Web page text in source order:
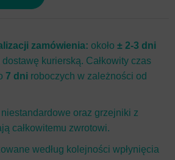
zamówienia: około ± 2-3 dni
kurierską. Całkowity czas
7 dni roboczych w zależności od
oraz grzejniki z
całkowitemu zwrotowi.
według kolejności wpłynięcia